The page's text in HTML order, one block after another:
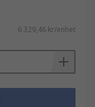
6 329,46 kr/enhet